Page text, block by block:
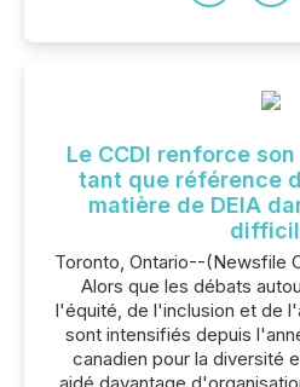
Le CCDI renforce
tant que référence
matière de DEIA
Toronto, Ontario--(Newsfile
Alors que les débats
l'équité, de l'inclusion et de
sont intensifiés depuis
canadien pour la diversité